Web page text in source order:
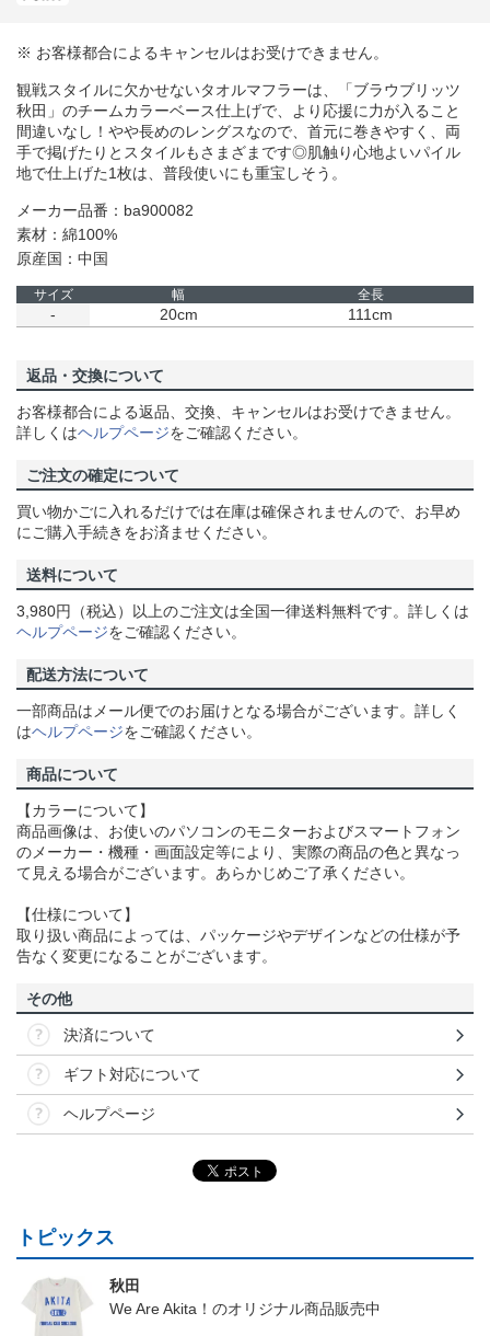
※ お客様都合によるキャンセルはお受けできません。
観戦スタイルに欠かせないタオルマフラーは、「ブラウブリッツ
秋田」のチームカラーベース仕上げで、より応援に力が入ること
間違いなし！やや長めのレングスなので、首元に巻きやすく、両
手で掲げたりとスタイルもさまざまです◎肌触り心地よいパイル
地で仕上げた1枚は、普段使いにも重宝しそう。
メーカー品番：ba900082
素材：綿100%
原産国：中国
サイズ 幅 全長
- 20cm 111cm
返品・交換について
お客様都合による返品、交換、キャンセルはお受けできません。
詳しくはヘルプページをご確認ください。
ご注文の確定について
買い物かごに入れるだけでは在庫は確保されませんので、お早め
にご購入手続きをお済ませください。
送料について
3,980円（税込）以上のご注文は全国一律送料無料です。詳しくは
ヘルプページをご確認ください。
配送方法について
一部商品はメール便でのお届けとなる場合がございます。詳しく
はヘルプページをご確認ください。
商品について
【カラーについて】
商品画像は、お使いのパソコンのモニターおよびスマートフォン
のメーカー・機種・画面設定等により、実際の商品の色と異なっ
て見える場合がございます。あらかじめご了承ください。
【仕様について】
取り扱い商品によっては、パッケージやデザインなどの仕様が予
告なく変更になることがございます。
その他
決済について
ギフト対応について
ヘルプページ
トピックス
秋田
We Are Akita！のオリジナル商品販売中